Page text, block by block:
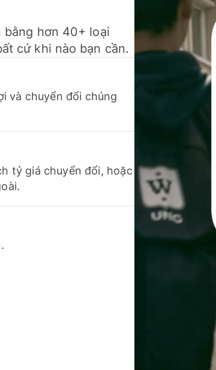
hơn 40+ loại
cứ khi nào bạn cần.
và chuyển đổi chúng
tỷ giá chuyển đổi, hoặc